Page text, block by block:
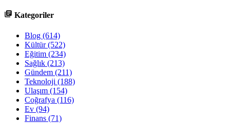
Kategoriler
Blog (614)
Kültür(522)
Eğitim (234)
Sağlık (213)
Gündem (211)
Teknoloji (188)
Ulaşım (154)
Coğrafya (116)
Ev (94)
Finans (71)